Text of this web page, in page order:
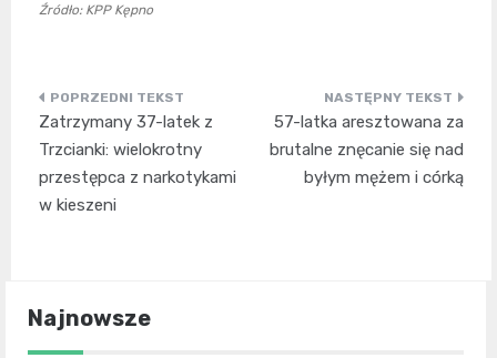
Źródło: KPP Kępno
Nawigacja
wpisu
Zatrzymany 37-latek z
Trzcianki: wielokrotny
przestępca z narkotykami
w kieszeni
57-latka aresztowana za
brutalne znęcanie się nad
byłym mężem i córką
Najnowsze